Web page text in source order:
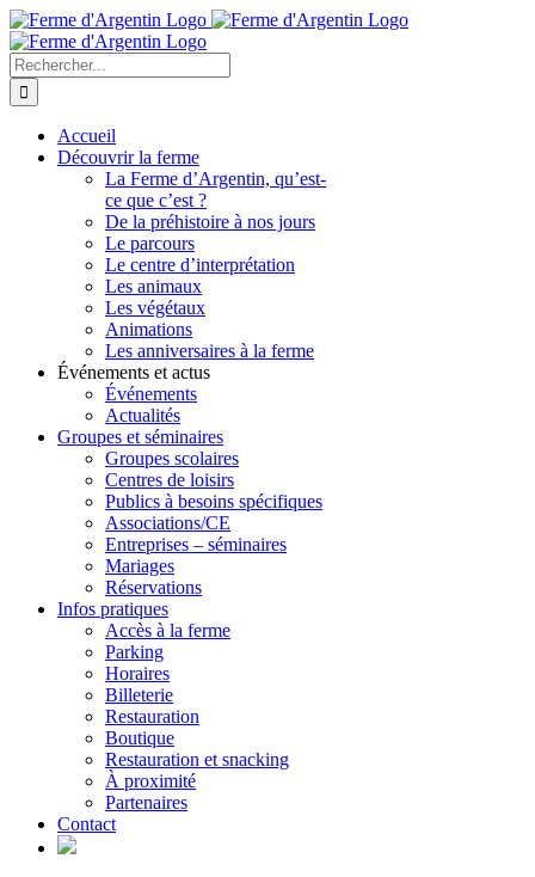
Skip
to
content
Rechercher
Accueil
Découvrir la ferme
La Ferme d’Argentin, qu’est-
ce que c’est ?
De la préhistoire à nos jours
Le parcours
Le centre d’interprétation
Les animaux
Les végétaux
Animations
Les anniversaires à la ferme
Événements et actus
Événements
Actualités
Groupes et séminaires
Groupes scolaires
Centres de loisirs
Publics à besoins spécifiques
Associations/CE
Entreprises – séminaires
Mariages
Réservations
Infos pratiques
Accès à la ferme
Parking
Horaires
Billeterie
Restauration
Boutique
Restauration et snacking
À proximité
Partenaires
Contact